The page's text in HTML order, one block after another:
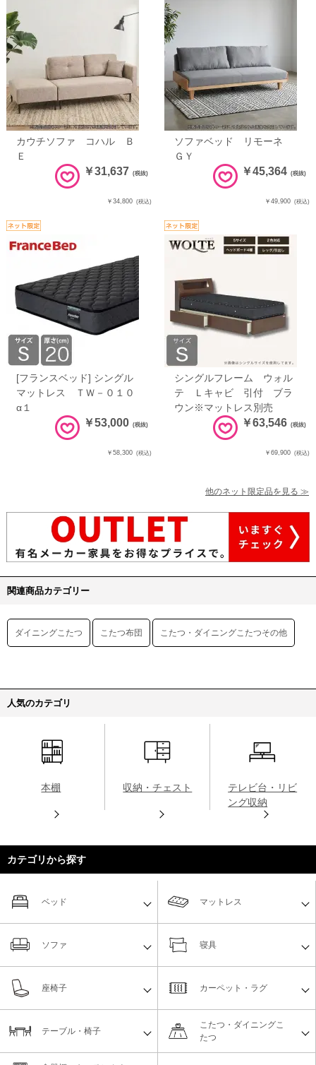
カウチソファ コハル Ｂ
Ｅ
￥31,637 (税抜)
￥34,800 (税込)
ソファベッド リモーネ
ＧＹ
￥45,364 (税抜)
￥49,900 (税込)
[フランスベッド] シングル
マットレス ＴＷ－０１０
α１
￥53,000 (税抜)
￥58,300 (税込)
シングルフレーム ウォル
テ Ｌキャビ 引付 ブラ
ウン※マットレス別売
￥63,546 (税抜)
￥69,900 (税込)
他のネット限定品を見る ≫
関連商品カテゴリー
ダイニングこたつ こたつ布団 こたつ・ダイニングこたつその他
人気のカテゴリ
本棚 収納・チェスト
テレビ台・リビ
ング収納
カテゴリから探す
ベッド マットレス
ソファ 寝具
座椅子 カーペット・ラグ
テーブル・椅子
こたつ・ダイニングこ
たつ